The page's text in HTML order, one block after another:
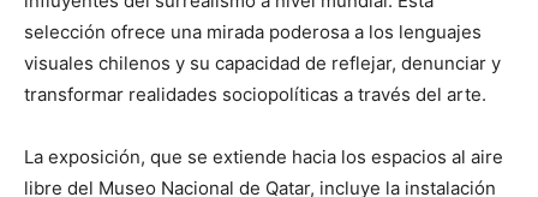
selección ofrece una mirada poderosa a los lenguajes
visuales chilenos y su capacidad de reflejar, denunciar y
transformar realidades sociopolíticas a través del arte.
La exposición, que se extiende hacia los espacios al aire
libre del Museo Nacional de Qatar, incluye la instalación